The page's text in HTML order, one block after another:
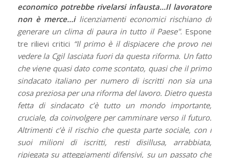
economico potrebbe rivelarsi infausta…Il lavoratore
non è merce…ilicenziamenti economici rischiano di
generare un clima di paura in tutto il Paese". Espone
tre rilievi critici “Il primo è il dispiacere che provo nel
vedere la Cgil lasciata fuori da questa riforma. Un fatto
che viene quasi dato come scontato, quasi che il primo
sindacato italiano per numero di iscritti non sia una
cosa preziosa per una riforma del lavoro. Dietro questa
fetta di sindacato c’è tutto un mondo importante,
cruciale, da coinvolgere per camminare verso il futuro.
Altrimenti c’è il rischio che questa parte sociale, con i
suoi milioni di iscritti, resti disillusa, arrabbiata,
ripiegata su atteggiamenti difensivi, su un passato che